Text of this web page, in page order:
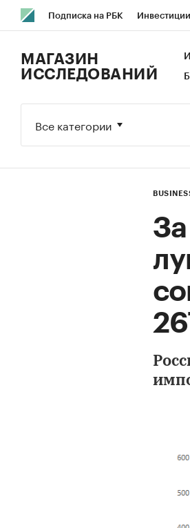
Подписка на РБК Инвестиции
Исследования Кредитные
МАГАЗИН
ИССЛЕДОВАНИЙ
Все категории